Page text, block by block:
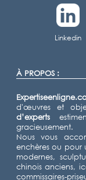
Linkedin
À PROPOS :
d'œuvres et
d’experts
gracieusement.
Nous vous
enchères ou pour
modernes,
chinois anciens,